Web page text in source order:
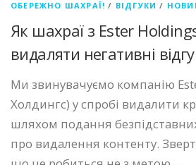
ОБЕРЕЖНО ШАХРАЇ! / ВІДГУКИ /
Як шахраї з Ester
видаляти негативні
Ми звинувачуємо компанію
Холдингс) у спробі видалити
шляхом подання
про видалення контенту.